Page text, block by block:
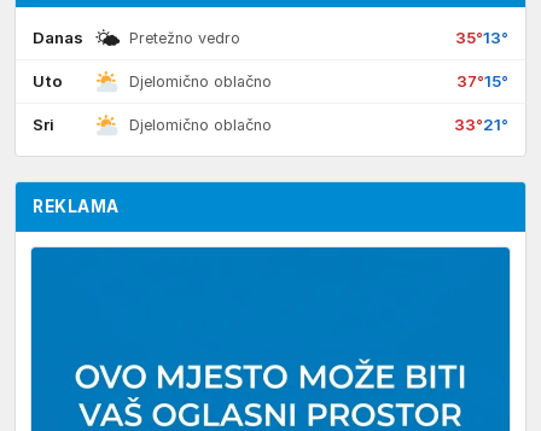
Danas 🌤 Pretežno vedro 35°13°
Uto Djelomično oblačno 37°15°
Sri Djelomično oblačno 33°21°
REKLAMA